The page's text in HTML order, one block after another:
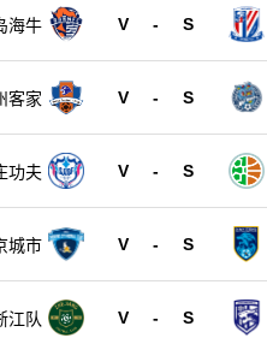
海牛 V - S
客家 V - S
功夫 V - S
城市 V - S
江队 V - S